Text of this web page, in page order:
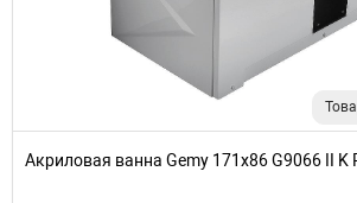
Акриловая ванна Gemy 171х86 G9066 II K